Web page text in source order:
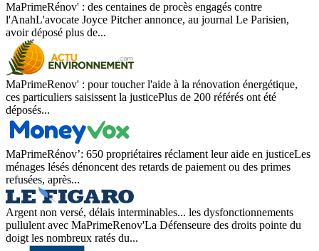
MaPrimeRénov' : des centaines de procès engagés contre
l'AnahL'avocate Joyce Pitcher annonce, au journal Le Parisien,
avoir déposé plus de...
MaPrimeRenov' : pour toucher l'aide à la rénovation énergétique,
ces particuliers saisissent la justicePlus de 200 référés ont été
déposés...
MaPrimeRénov’: 650 propriétaires réclament leur aide en justiceLes
ménages lésés dénoncent des retards de paiement ou des primes
refusées, après...
Argent non versé, délais interminables... les dysfonctionnements
pullulent avec MaPrimeRenov'La Défenseure des droits pointe du
doigt les nombreux ratés du...